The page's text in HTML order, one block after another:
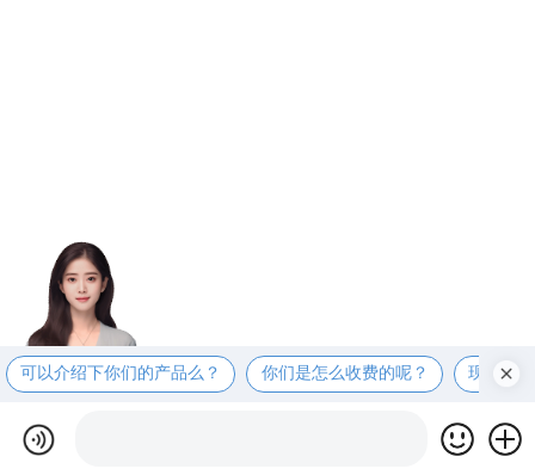
可以介绍下你们的产品么？ 你们是怎么收费的呢？ 现在有